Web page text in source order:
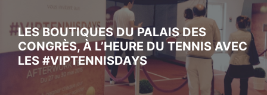
LES BOUTIQUES DU PALAIS DES
CONGRÈS, À L’HEURE DU TENNIS AVEC
LES #VIPTENNISDAYS